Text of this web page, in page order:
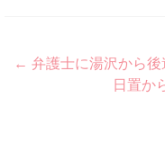
Post
navigation
← 弁護士に湯沢から
日置か